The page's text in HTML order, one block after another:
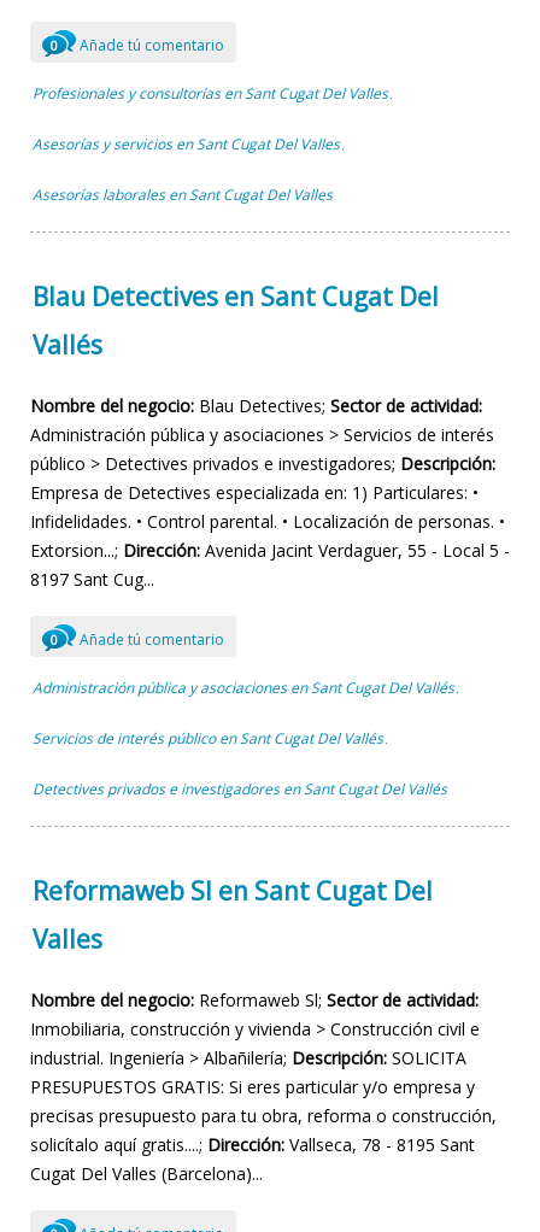
0 Añade tú comentario
Profesionales y consultorías en Sant Cugat Del Valles ,
Asesorías y servicios en Sant Cugat Del Valles ,
Asesorías laborales en Sant Cugat Del Valles
Blau Detectives en Sant Cugat Del
Vallés
Nombre del negocio: Blau Detectives; Sector de actividad:
Administración pública y asociaciones > Servicios de interés
público > Detectives privados e investigadores; Descripción:
Empresa de Detectives especializada en: 1) Particulares: •
Infidelidades. • Control parental. • Localización de personas. •
Extorsion...; Dirección: Avenida Jacint Verdaguer, 55 - Local 5 -
8197 Sant Cug...
0 Añade tú comentario
Administración pública y asociaciones en Sant Cugat Del Vallés ,
Servicios de interés público en Sant Cugat Del Vallés ,
Detectives privados e investigadores en Sant Cugat Del Vallés
Reformaweb Sl en Sant Cugat Del
Valles
Nombre del negocio: Reformaweb Sl; Sector de actividad:
Inmobiliaria, construcción y vivienda > Construcción civil e
industrial. Ingeniería > Albañilería; Descripción: SOLICITA
PRESUPUESTOS GRATIS: Si eres particular y/o empresa y
precisas presupuesto para tu obra, reforma o construcción,
solicítalo aquí gratis....; Dirección: Vallseca, 78 - 8195 Sant
Cugat Del Valles (Barcelona)...